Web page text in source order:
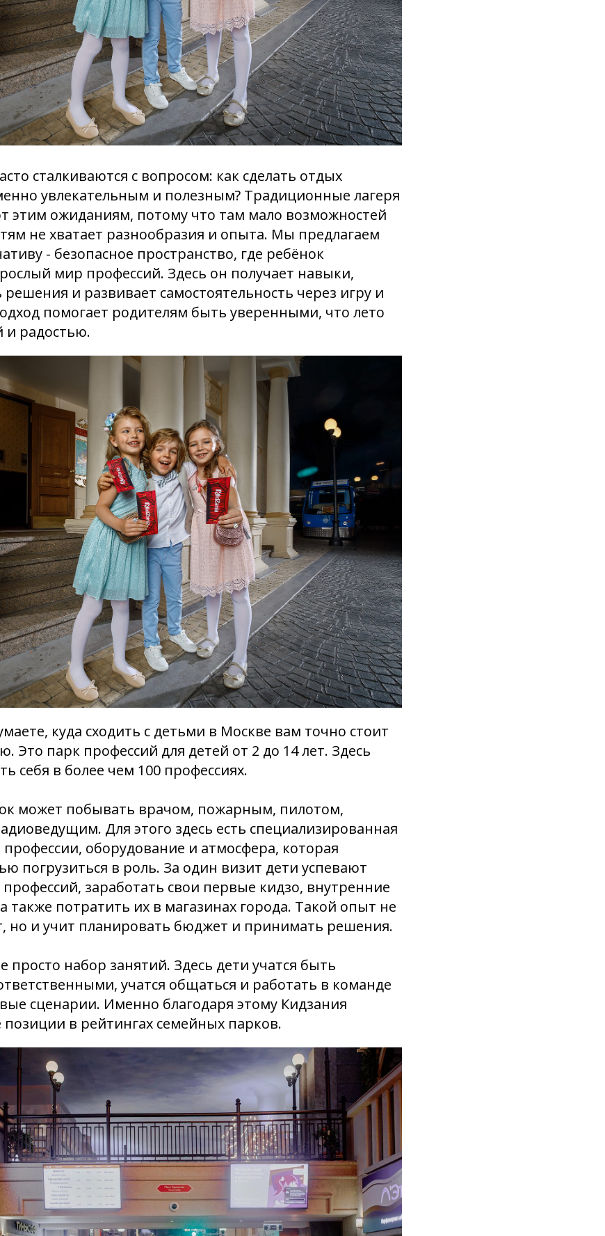
сталкиваются с вопросом: как сделать отдых
увлекательным и полезным? Традиционные лагеря
этим ожиданиям, потому что там мало возможностей
не хватает разнообразия и опыта. Мы предлагаем
- безопасное пространство, где ребёнок
мир профессий. Здесь он получает навыки,
и развивает самостоятельность через игру и
помогает родителям быть уверенными, что лето
и радостью.
куда сходить с детьми в Москве вам точно стоит
Это парк профессий для детей от 2 до 14 лет. Здесь
себя в более чем 100 профессиях.
может побывать врачом, пожарным, пилотом,
Для этого здесь есть специализированная
оборудование и атмосфера, которая
погрузиться в роль. За один визит дети успевают
заработать свои первые кидзо, внутренние
также потратить их в магазинах города. Такой опыт не
но и учит планировать бюджет и принимать решения.
просто набор занятий. Здесь дети учатся быть
учатся общаться и работать в команде
сценарии. Именно благодаря этому Кидзания
в рейтингах семейных парков.